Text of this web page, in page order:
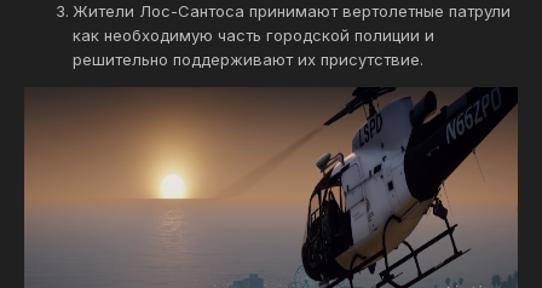
Жители Лос-Сантоса принимают вертолетные патрули
как необходимую часть городской полиции и
решительно поддерживают их присутствие.